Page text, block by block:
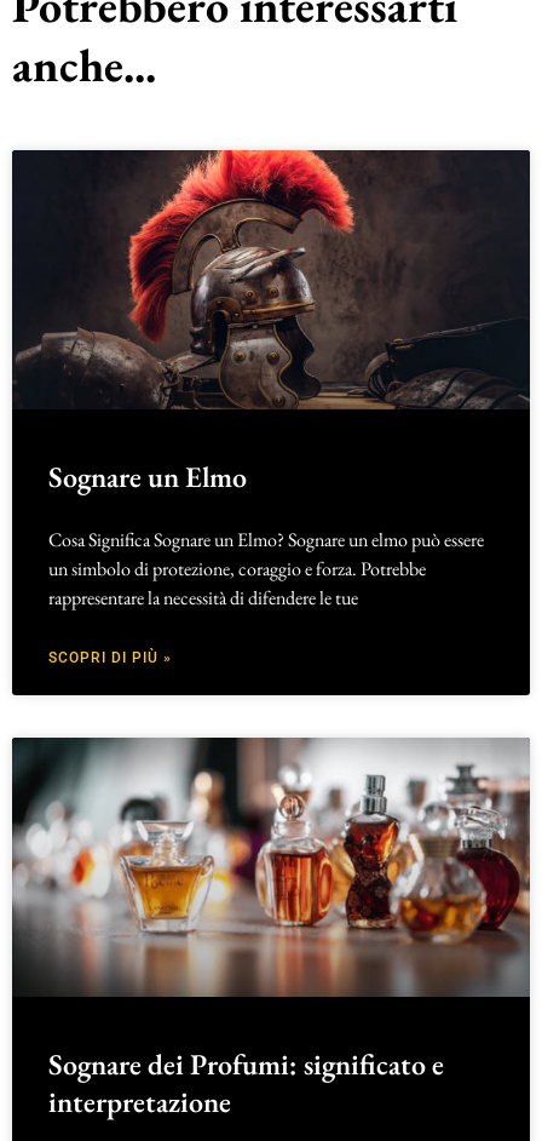
anche...
Sognare un Elmo
Cosa Significa Sognare un Elmo? Sognare un elmo può essere
un simbolo di protezione, coraggio e forza. Potrebbe
rappresentare la necessità di difendere le tue
SCOPRI DI PIÙ »
Sognare dei Profumi: significato e
interpretazione